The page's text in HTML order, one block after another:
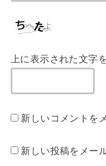
上に表示された文字
新しいコメントを
新しい投稿をメー